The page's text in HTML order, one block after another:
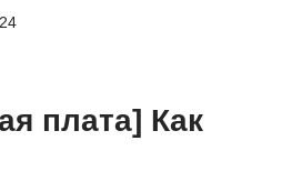
плата] Как